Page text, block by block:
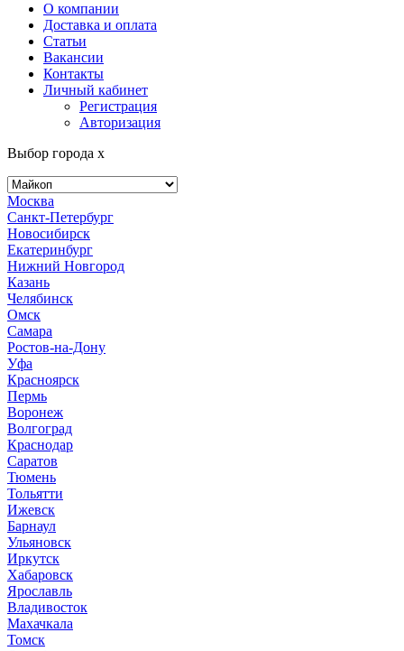
О компании
Доставка и оплата
Статьи
Вакансии
Контакты
Личный кабинет
Регистрация
Авторизация
Выбор города x
Москва
Санкт-Петербург
Новосибирск
Екатеринбург
Нижний Новгород
Казань
Челябинск
Омск
Самара
Ростов-на-Дону
Уфа
Красноярск
Пермь
Воронеж
Волгоград
Краснодар
Саратов
Тюмень
Тольятти
Ижевск
Барнаул
Ульяновск
Иркутск
Хабаровск
Ярославль
Владивосток
Махачкала
Томск